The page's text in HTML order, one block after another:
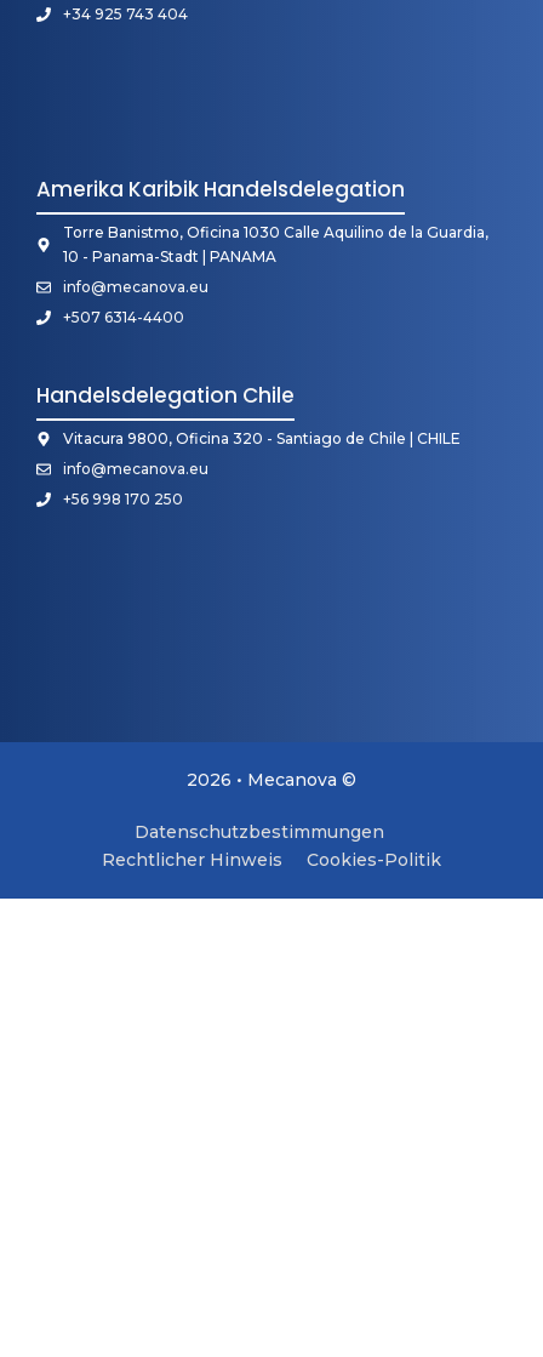
+34 925 743 404
Amerika Karibik Handelsdelegation
Torre Banistmo, Oficina 1030 Calle Aquilino de la Guardia,
10 - Panama-Stadt | PANAMA
info@mecanova.eu
+507 6314-4400
Handelsdelegation Chile
Vitacura 9800, Oficina 320 - Santiago de Chile | CHILE
info@mecanova.eu
+56 998 170 250
2026 • Mecanova ©
Datenschutzbestimmungen
Rechtlicher Hinweis
Cookies-Politik